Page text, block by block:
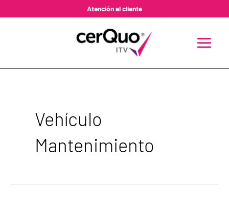
Atención al cliente
MENU
Vehículo
Mantenimiento